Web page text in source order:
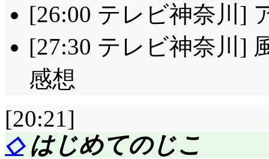
[26:00 テレビ神奈川]
[27:30 テレビ神奈川]
感想
[20:21]
◇はじめてのじこ